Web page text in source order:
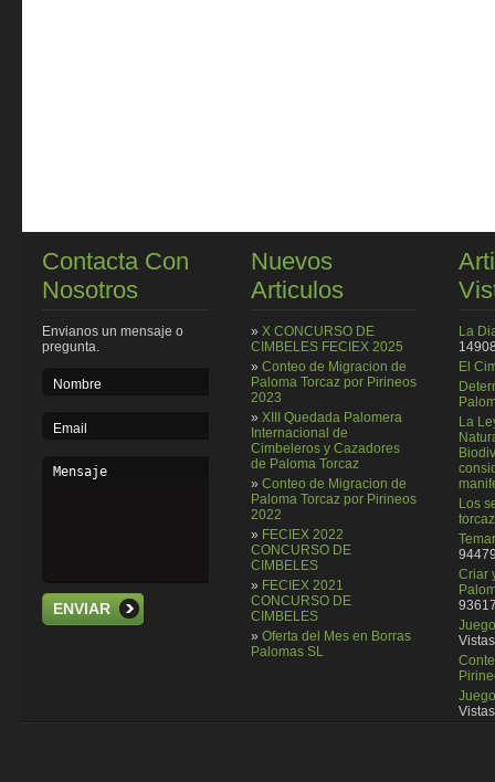
Contacta Con
Nosotros
Envianos un mensaje o
pregunta.
ENVIAR
Nuevos
Articulos
» X CONCURSO DE
CIMBELES FECIEX 2025
» Conteo de Migracion de
Paloma Torcaz por Pirineos
2023
» XIII Quedada Palomera
Internacional de
Cimbeleros y Cazadores
de Paloma Torcaz
» Conteo de Migracion de
Paloma Torcaz por Pirineos
2022
» FECIEX 2022
CONCURSO DE
CIMBELES
» FECIEX 2021
CONCURSO DE
CIMBELES
» Oferta del Mes en Borras
Palomas SL
La
El
La
Los
torcaz
Criar
Vistas
Vistas